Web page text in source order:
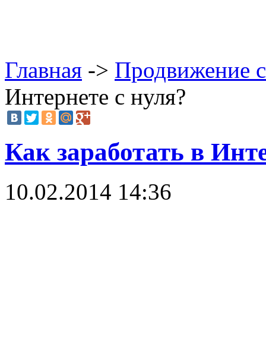
Главная -> Продвижение
Интернете с нуля?
Как заработать в
10.02.2014 14:36